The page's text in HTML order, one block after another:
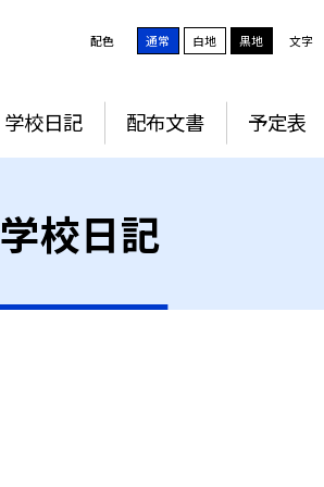
配色 通常 白地 黒地 文字
学校日記 配布文書 予定表
学校日記